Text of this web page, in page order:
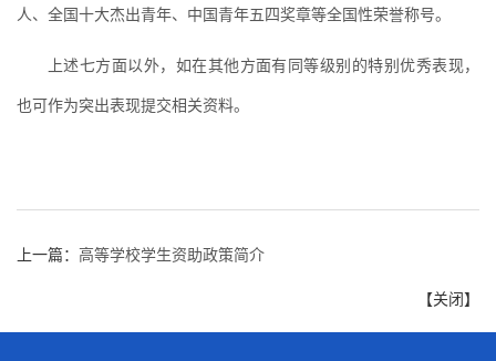
人、全国十大杰出青年、中国青年五四奖章等全国性荣誉称号。
上述七方面以外，如在其他方面有同等级别的特别优秀表现，
也可作为突出表现提交相关资料。
上一篇： 高等学校学生资助政策简介
【关闭】